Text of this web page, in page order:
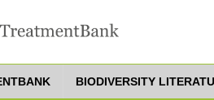
BIODIVERSITY